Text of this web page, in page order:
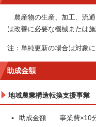
農産物の生産、加工、流通
は改善に必要な機械または
注：単純更新の場合は対象に
助成金額
地域農業構造転換支援事業
助成金額 事業費×10